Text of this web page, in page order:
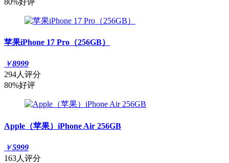
苹果iPhone 17 Pro（256GB）
￥8999
294人评分
80%好评
Apple（苹果）iPhone Air 256GB
￥5999
163人评分